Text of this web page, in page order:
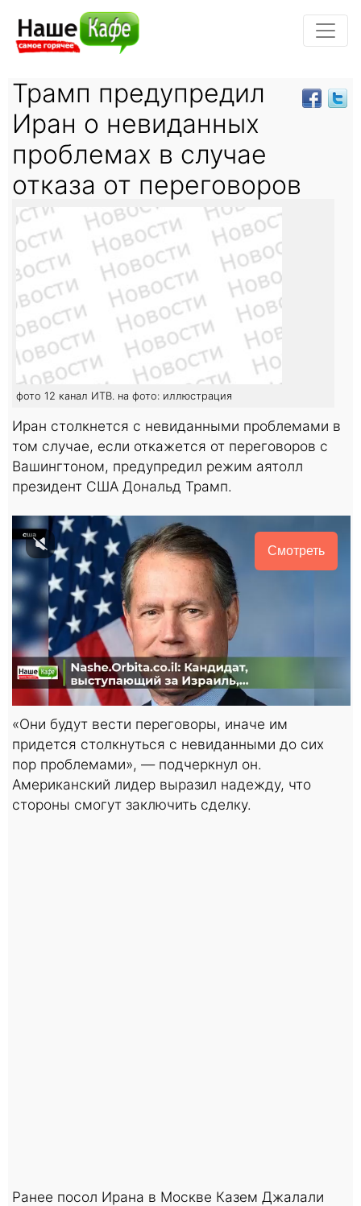
Трамп предупредил
Иран о невиданных
проблемах в случае
отказа от переговоров
фото 12 канал ИТВ. на фото: иллюстрация
Иран столкнется с невиданными проблемами в
том случае, если откажется от переговоров с
Вашингтоном, предупредил режим аятолл
президент США Дональд Трамп.
Смотреть
«Они будут вести переговоры, иначе им
придется столкнуться с невиданными до сих
пор проблемами», — подчеркнул он.
Американский лидер выразил надежду, что
стороны смогут заключить сделку.
Ранее посол Ирана в Москве Казем Джалали